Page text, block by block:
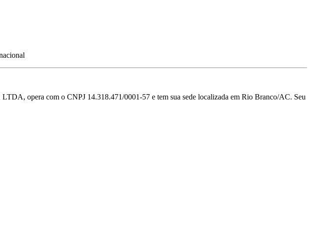
opera com o CNPJ 14.318.471/0001-57 e tem sua sede localizada em Rio Branco/AC. Seu